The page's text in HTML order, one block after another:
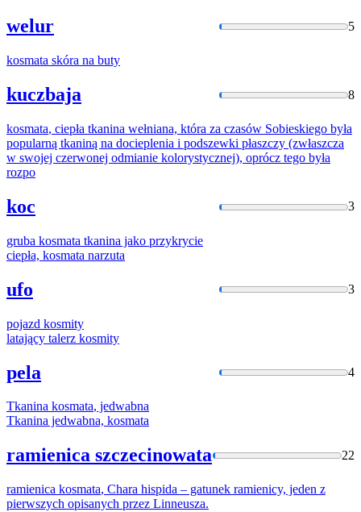
welur 5
kosmata skóra na buty
kuczbaja 8
kosmata, ciepła tkanina wełniana, która za czasów Sobieskiego była
popularną tkaniną na docieplenia i podszewki płaszczy (zwłaszcza
w swojej czerwonej odmianie kolorystycznej), oprócz tego była
rozpo
koc 3
gruba kosmata tkanina jako przykrycie
ciepła, kosmata narzuta
ufo 3
pojazd kosmity
latający talerz kosmity
pela 4
Tkanina kosmata, jedwabna
Tkanina jedwabna, kosmata
ramienica szczecinowata 22
ramienica kosmata, Chara hispida – gatunek ramienicy, jeden z
pierwszych opisanych przez Linneusza.